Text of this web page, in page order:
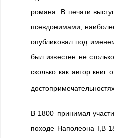
романа. В печати
псевдонимами,
опубликовал под
был известен не
сколько как автор книг о
В 1800 принимал
походе Наполеона I,В